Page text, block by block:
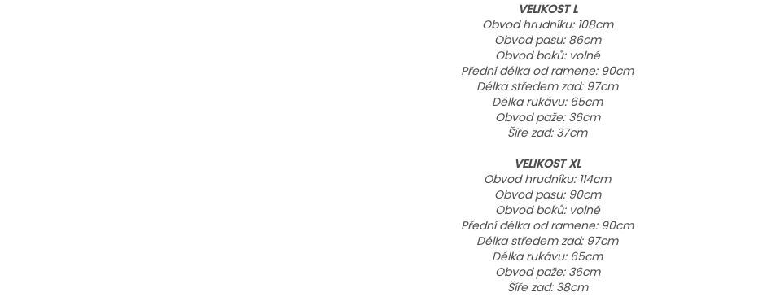
VELIKOST L
Obvod hrudníku: 108cm
Obvod pasu: 86cm
Obvod boků: volné
Přední délka od ramene: 90cm
Délka středem zad: 97cm
Délka rukávu: 65cm
Obvod paže: 36cm
Šíře zad: 37cm
VELIKOST XL
Obvod hrudníku: 114cm
Obvod pasu: 90cm
Obvod boků: volné
Přední délka od ramene: 90cm
Délka středem zad: 97cm
Délka rukávu: 65cm
Obvod paže: 36cm
Šíře zad: 38cm